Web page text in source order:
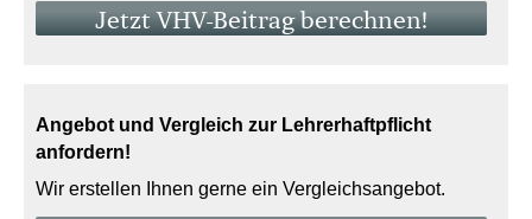
Jetzt VHV-Beitrag berechnen!
Angebot und Vergleich zur Lehrerhaftpflicht
anfordern!
Wir erstellen Ihnen gerne ein Vergleichsangebot.